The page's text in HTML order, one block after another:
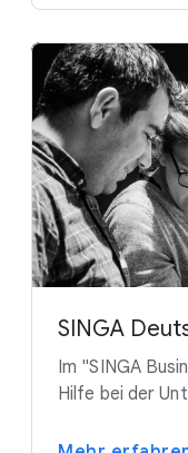
SINGA
Im "SINGA
Hilfe bei der